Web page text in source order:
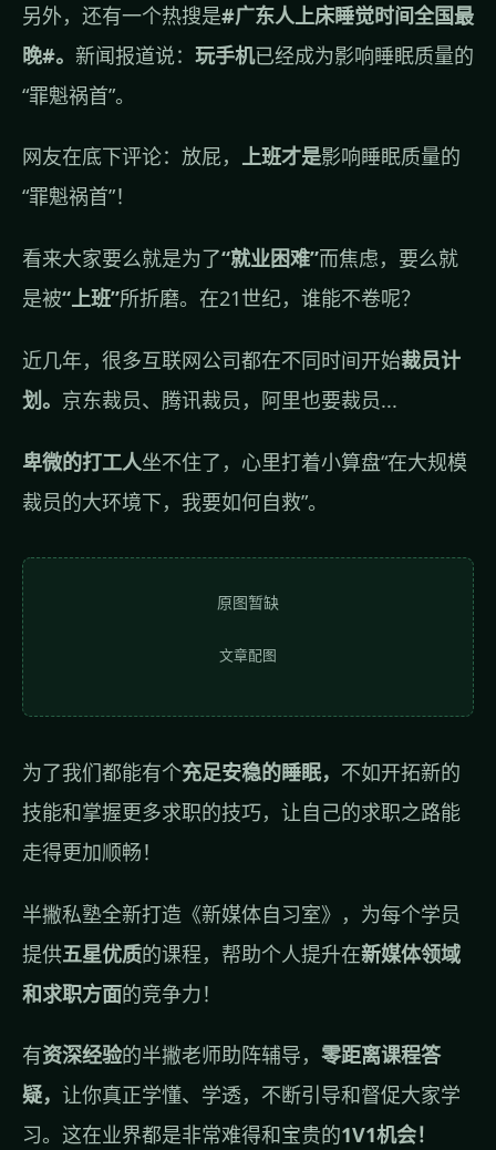
另外，还有一个热搜是#广东人上床睡觉时间全国最
晚#。 新闻报道说： 玩手机已经成为影响睡眠质量的
“罪魁祸首”。
网友在底下评论：放屁， 上班才是影响睡眠质量的
“罪魁祸首”！
看来大家要么就是为了“就业困难”而焦虑，要么就
是被“上班”所折磨。在21世纪，谁能不卷呢？
近几年，很多互联网公司都在不同时间开始裁员计
划。 京东裁员、腾讯裁员，阿里也要裁员...
卑微的打工人坐不住了，心里打着小算盘“在大规模
裁员的大环境下，我要如何自救”。
原图暂缺
文章配图
为了我们都能有个充足安稳的睡眠， 不如开拓新的
技能和掌握更多求职的技巧，让自己的求职之路能
走得更加顺畅！
半撇私塾全新打造 《新媒体自习室》 ，为每个学员
提供五星优质的课程，帮助个人提升在新媒体领域
和求职方面的竞争力！
有资深经验的半撇老师助阵辅导， 零距离课程答
疑， 让你真正学懂、学透，不断引导和督促大家学
习。这在业界都是非常难得和宝贵的1V1机会！